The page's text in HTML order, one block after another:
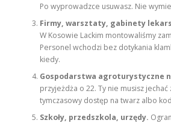
Po wyprowadzce usuwasz. Nie
Firmy, warsztaty, gabinety
W Kosowie Lackim montowaliśmy
Personel wchodzi bez dotykania
kiedy.
Gospodarstwa agroturystyczne
przyjeżdża o 22. Ty nie musisz jechać
tymczasowy dostęp na twarz albo
Szkoły, przedszkola, urzędy.